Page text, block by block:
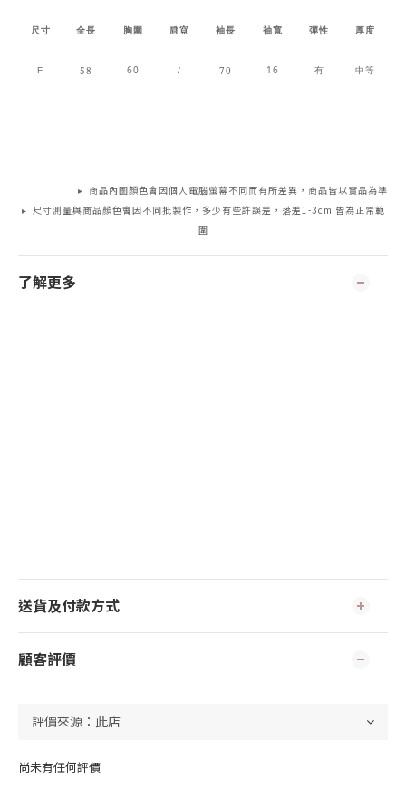
尺寸 全長 胸圍 肩寬 袖長 袖寬 彈性 厚度
F 58 60 / 70 16 有 中等
▸ 商品內圖顏色會因個人電腦螢幕不同而有所差異，商品皆以實品為準
▸ 尺寸測量與商品顏色會因不同批製作，多少有些許誤差，落差1-3cm 皆為正常範
圍
了解更多
送貨及付款方式
顧客評價
尚未有任何評價